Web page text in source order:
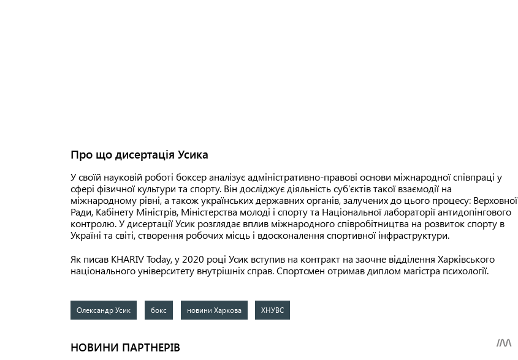
Про що дисертація Усика
У своїй науковій роботі боксер аналізує адміністративно-правові основи міжнародної співпраці у
сфері фізичної культури та спорту. Він досліджує діяльність суб’єктів такої взаємодії на
міжнародному рівні, а також українських державних органів, залучених до цього процесу: Верховної
Ради, Кабінету Міністрів, Міністерства молоді і спорту та Національної лабораторії антидопінгового
контролю. У дисертації Усик розглядає вплив міжнародного співробітництва на розвиток спорту в
Україні та світі, створення робочих місць і вдосконалення спортивної інфраструктури.
Як писав KHARIV Today, у 2020 році Усик вступив на контракт на заочне відділення Харківського
національного університету внутрішніх справ. Спортсмен отримав диплом магістра психології.
Олександр Усик бокс новини Харкова ХНУВС